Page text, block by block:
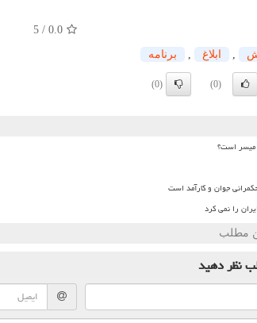
0.0
/
5
ابلاغ برنامه
(0)
(0)
میسر است؟
جوان و کارآمد است
را نمی کرد
مطلب
نظر دهید